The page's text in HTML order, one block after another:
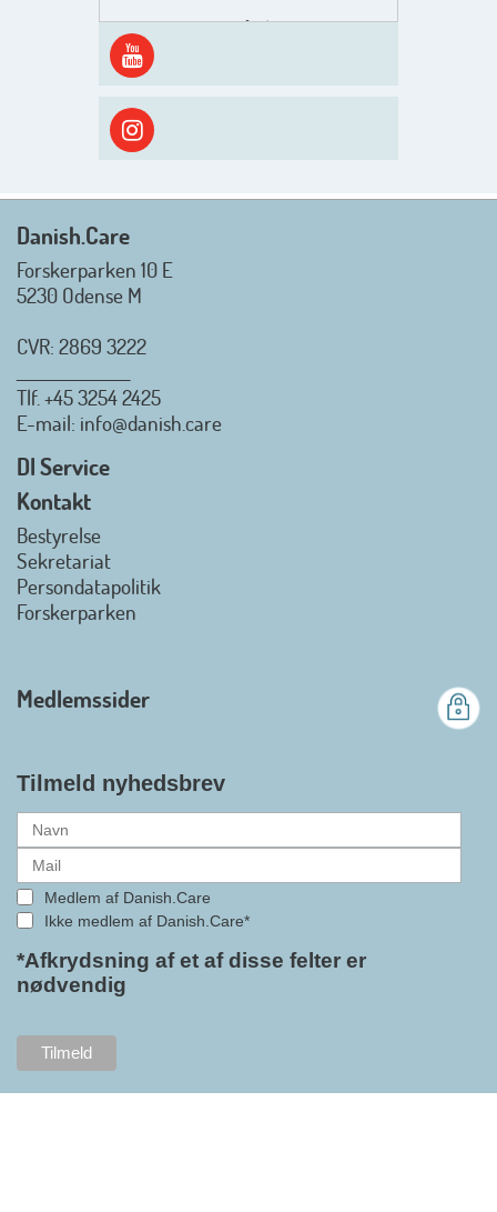
Men inden det går løs med en
spændende og aktivt
efterårsæson, så går turen først
ud i solen, ned til vandet og ind i
skyggen igen. Danish.Care holder
sommerlukket i uge 29 + 30.
Mvh. Anders, Helle og Malthe
Danish.Care - Branchen for
hjælpemidler og
Danish.Care fra den 01. juli 2026
officielt kan kalde sig for
medlemsforening i DI - Dansk
gennemslagskraft og skabe
hjælpemidler samt give
medlemmerne adgang til en
alle formaliteterne nu er på plads
i samarbejdet mellem
Danish.Care og DI glæder
bestyrelsesleder i Danish.Care,
Claus Ipsen. Han betragter
fremtidssikring af Danish.Care,
som både er med til at styrke
brancheforeningen i sig selv,
Danish.Care
Forskerparken 10 E
5230 Odense M
CVR: 2869 3222
Tlf. +45 3254 2425
E-mail: info@danish.care
DI Service
Kontakt
Bestyrelse
Sekretariat
Persondatapolitik
Forskerparken
Medlemssider
Tilmeld nyhedsbrev
Medlem af Danish.Care
Ikke medlem af Danish.Care*
*Afkrydsning af et af disse felter er
nødvendig